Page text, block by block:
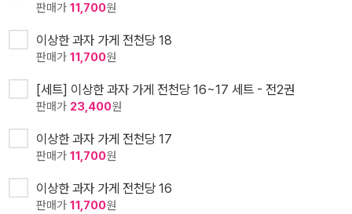
판매가 11,700원
이상한 과자 가게 전천당 18
판매가 11,700원
[세트] 이상한 과자 가게 전천당 16~17 세트 - 전2권
판매가 23,400원
이상한 과자 가게 전천당 17
판매가 11,700원
이상한 과자 가게 전천당 16
판매가 11,700원